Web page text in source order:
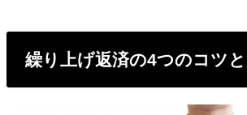
繰り上げ返済の4つのコツと